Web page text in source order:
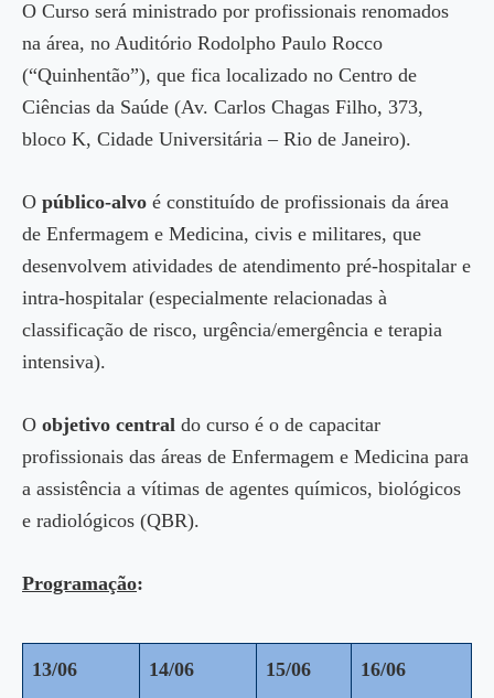
O Curso será ministrado por profissionais renomados
na área, no Auditório Rodolpho Paulo Rocco
(“Quinhentão”), que fica localizado no Centro de
Ciências da Saúde (Av. Carlos Chagas Filho, 373,
bloco K, Cidade Universitária – Rio de Janeiro).
O público-alvo é constituído de profissionais da área
de Enfermagem e Medicina, civis e militares, que
desenvolvem atividades de atendimento pré-hospitalar e
intra-hospitalar (especialmente relacionadas à
classificação de risco, urgência/emergência e terapia
intensiva).
O objetivo central do curso é o de capacitar
profissionais das áreas de Enfermagem e Medicina para
a assistência a vítimas de agentes químicos, biológicos
e radiológicos (QBR).
Programação:
13/06 14/06 15/06 16/06